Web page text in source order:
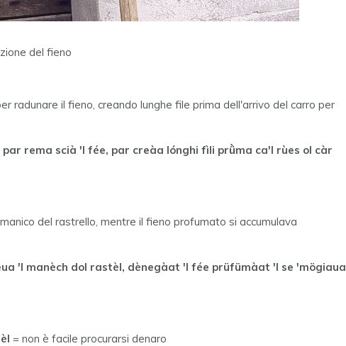
del fieno
radunare il fieno, creando lunghe file prima dell'arrivo del carro per
rema scià 'l fée, par creàa lónghi fìli prǜma ca'l rùes ol càr
del rastrello, mentre il fieno profumato si accumulava
'l manèch dol rastèl, dènegàat 'l fée prüfümàat 'l se 'mögiaua
= non è facile procurarsi denaro